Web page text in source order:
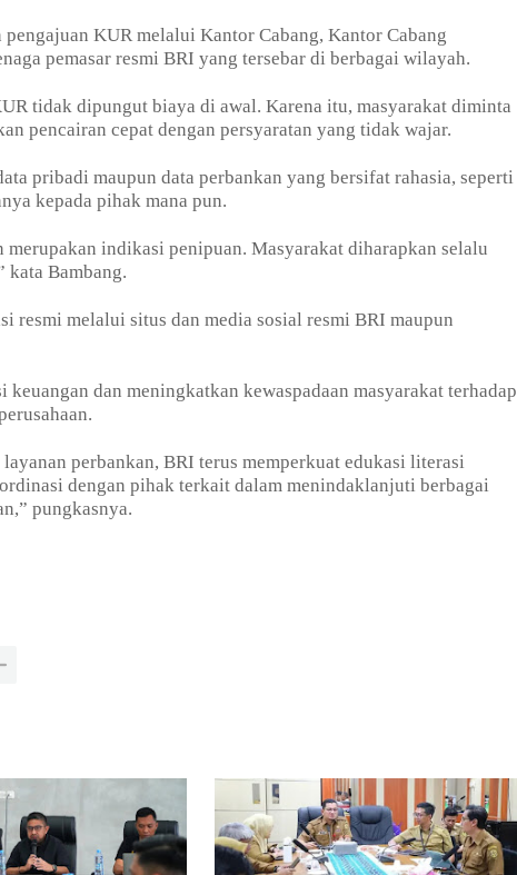
KUR melalui Kantor Cabang, Kantor Cabang
pemasar resmi BRI yang tersebar di berbagai wilayah.
tidak dipungut biaya di awal. Karena itu, masyarakat diminta
pencairan cepat dengan persyaratan yang tidak wajar.
pribadi maupun data perbankan yang bersifat rahasia, seperti
kepada pihak mana pun.
merupakan indikasi penipuan. Masyarakat diharapkan selalu
Bambang.
resmi melalui situs dan media sosial resmi BRI maupun
dan meningkatkan kewaspadaan masyarakat terhadap
perbankan, BRI terus memperkuat edukasi literasi
dengan pihak terkait dalam menindaklanjuti berbagai
pungkasnya.